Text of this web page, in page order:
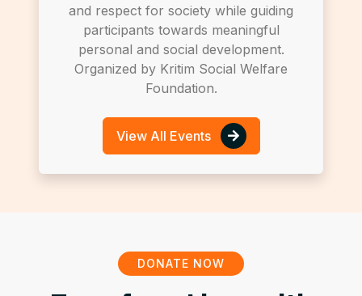
and respect for society while guiding
participants towards meaningful
personal and social development.
Organized by Kritim Social Welfare
Foundation.
View All Events
DONATE NOW